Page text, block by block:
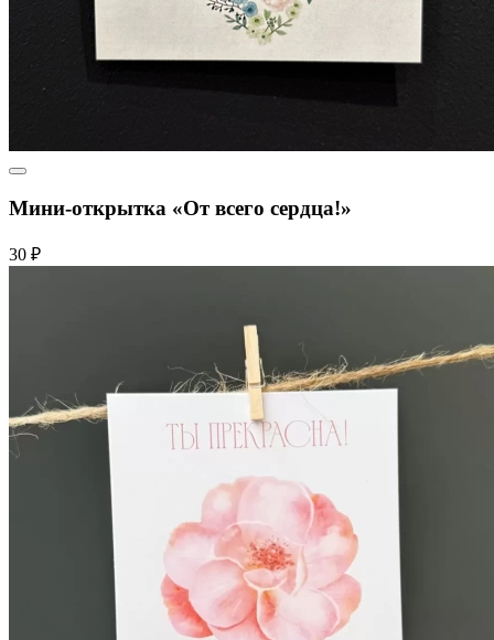
Мини-открытка «От всего сердца!»
30 ₽